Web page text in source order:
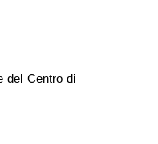
del Centro di